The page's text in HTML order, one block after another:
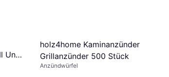
Und
holz4home Kaminanzünder
Grillanzünder 500 Stück
Anzündwürfel